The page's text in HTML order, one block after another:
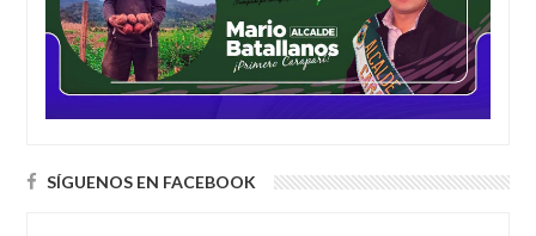
SÍGUENOS EN FACEBOOK